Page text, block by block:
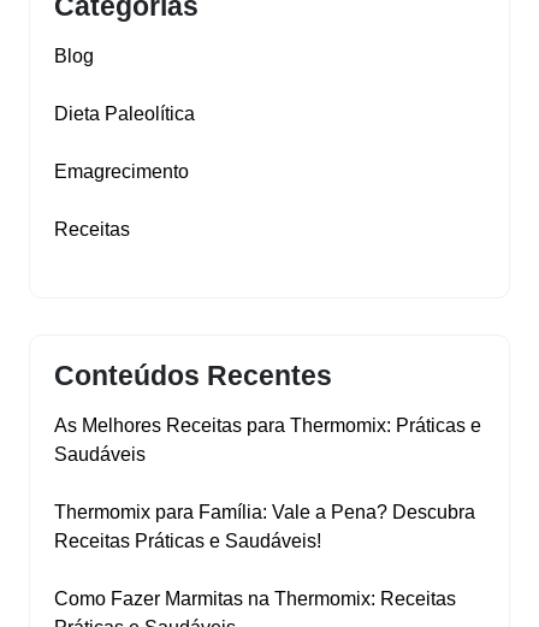
Categorias
Blog
Dieta Paleolítica
Emagrecimento
Receitas
Conteúdos Recentes
As Melhores Receitas para Thermomix: Práticas e
Saudáveis
Thermomix para Família: Vale a Pena? Descubra
Receitas Práticas e Saudáveis!
Como Fazer Marmitas na Thermomix: Receitas